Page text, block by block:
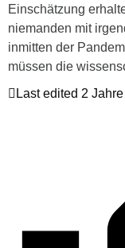
Einschätzung
niemanden mit
inmitten der
müssen die
Last edited 2